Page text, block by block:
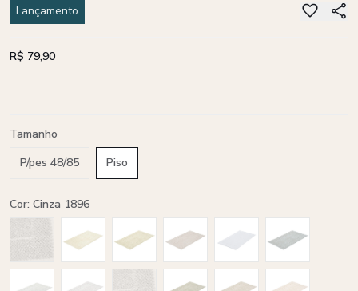
Lançamento
R$ 79,90
Tamanho
P/pes 48/85
Piso
Cor: Cinza 1896